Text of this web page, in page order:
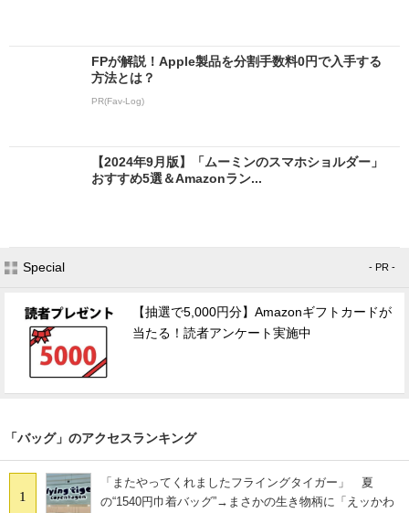
FPが解説！Apple製品を分割手数料0円で入手する
方法とは？
PR(Fav-Log)
【2024年9月版】「ムーミンのスマホショルダー」
おすすめ5選＆Amazonラン...
Special - PR -
【抽選で5,000円分】Amazonギフトカードが
当たる！読者アンケート実施中
「バッグ」のアクセスランキング
1
「またやってくれましたフライングタイガー」 夏
の“1540円巾着バッグ”→まさかの生き物柄に「えッかわ